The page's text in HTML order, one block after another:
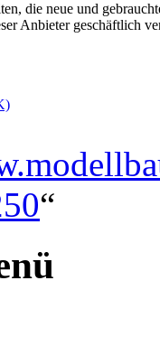
die neue und
Anbieter geschäftlich
“